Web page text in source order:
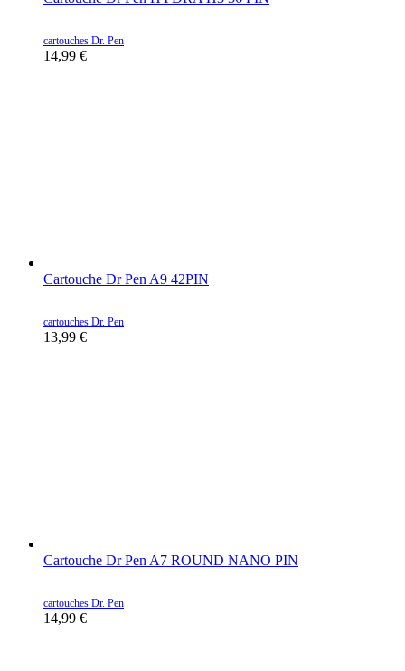
cartouches Dr. Pen
14,99 €
Cartouche Dr Pen A9 42PIN
cartouches Dr. Pen
13,99 €
Cartouche Dr Pen A7 ROUND NANO PIN
cartouches Dr. Pen
14,99 €